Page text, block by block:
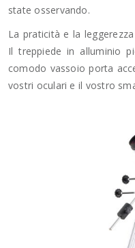
state osservando.
La praticità e la
Il treppiede in alluminio
comodo vassoio porta
vostri oculari e il vostro